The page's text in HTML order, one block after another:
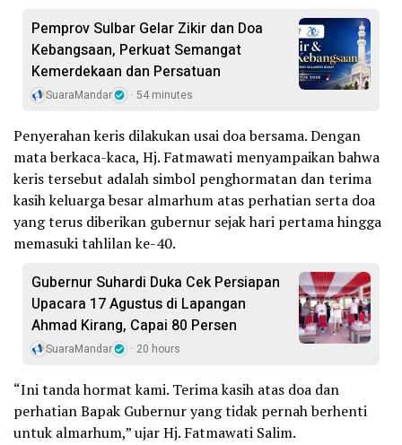
Pemprov Sulbar Gelar Zikir dan Doa
Kebangsaan, Perkuat Semangat
Kemerdekaan dan Persatuan
SuaraMandar 54 minutes
Penyerahan keris dilakukan usai doa bersama. Dengan
mata berkaca-kaca, Hj. Fatmawati menyampaikan bahwa
keris tersebut adalah simbol penghormatan dan terima
kasih keluarga besar almarhum atas perhatian serta doa
yang terus diberikan gubernur sejak hari pertama hingga
memasuki tahlilan ke-40.
Gubernur Suhardi Duka Cek Persiapan
Upacara 17 Agustus di Lapangan
Ahmad Kirang, Capai 80 Persen
SuaraMandar 20 hours
“Ini tanda hormat kami. Terima kasih atas doa dan
perhatian Bapak Gubernur yang tidak pernah berhenti
untuk almarhum,” ujar Hj. Fatmawati Salim.